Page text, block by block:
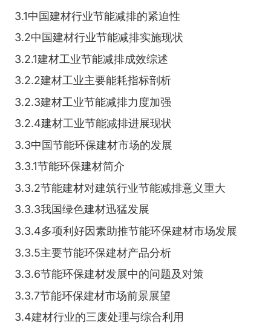
3.1中国建材行业节能减排的紧迫性
3.2中国建材行业节能减排实施现状
3.2.1建材工业节能减排成效综述
3.2.2建材工业主要能耗指标剖析
3.2.3建材工业节能减排力度加强
3.2.4建材工业节能减排进展现状
3.3中国节能环保建材市场的发展
3.3.1节能环保建材简介
3.3.2节能建材对建筑行业节能减排意义重大
3.3.3我国绿色建材迅猛发展
3.3.4多项利好因素助推节能环保建材市场发展
3.3.5主要节能环保建材产品分析
3.3.6节能环保建材发展中的问题及对策
3.3.7节能环保建材市场前景展望
3.4建材行业的三废处理与综合利用